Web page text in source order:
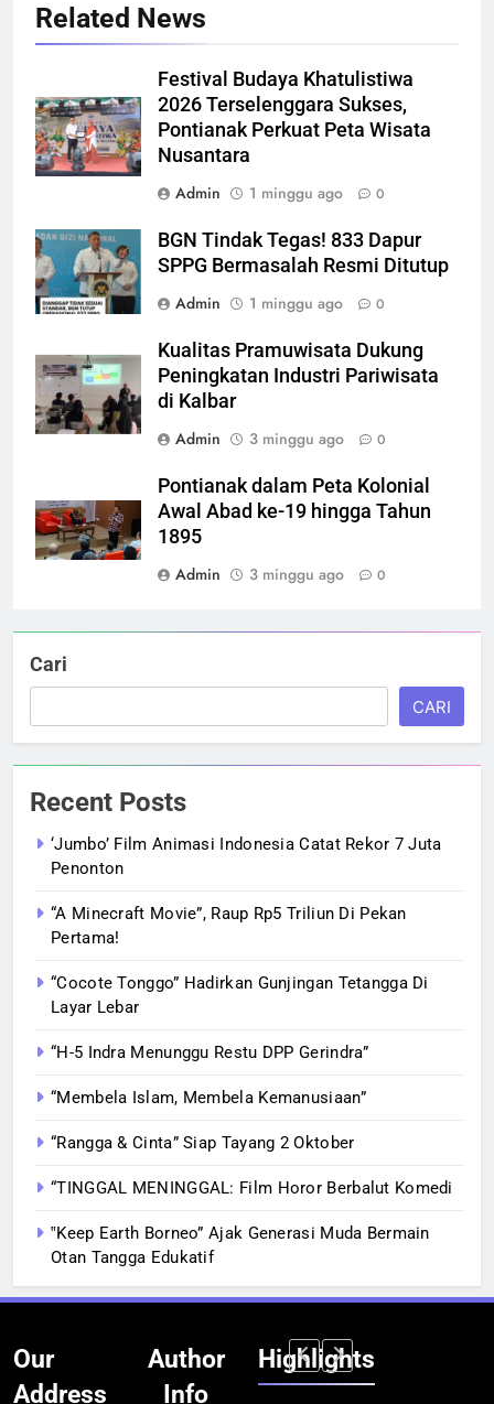
Related News
Festival Budaya Khatulistiwa
2026 Terselenggara Sukses,
Pontianak Perkuat Peta Wisata
Nusantara
Admin
1 minggu ago 0
BGN Tindak Tegas! 833 Dapur
SPPG Bermasalah Resmi Ditutup
Admin
1 minggu ago 0
Kualitas Pramuwisata Dukung
Peningkatan Industri Pariwisata
di Kalbar
Admin
3 minggu ago 0
Pontianak dalam Peta Kolonial
Awal Abad ke-19 hingga Tahun
1895
Admin
3 minggu ago 0
Cari
CARI
Recent Posts
‘Jumbo’ Film Animasi Indonesia Catat Rekor 7 Juta
Penonton
“A Minecraft Movie”, Raup Rp5 Triliun Di Pekan
Pertama!
“Cocote Tonggo” Hadirkan Gunjingan Tetangga Di
Layar Lebar
“H-5 Indra Menunggu Restu DPP Gerindra”
“Membela Islam, Membela Kemanusiaan”
“Rangga & Cinta” Siap Tayang 2 Oktober
“TINGGAL MENINGGAL: Film Horor Berbalut Komedi
‟Keep Earth Borneo” Ajak Generasi Muda Bermain
Otan Tangga Edukatif
Our
Address
Author
Info
Highlights